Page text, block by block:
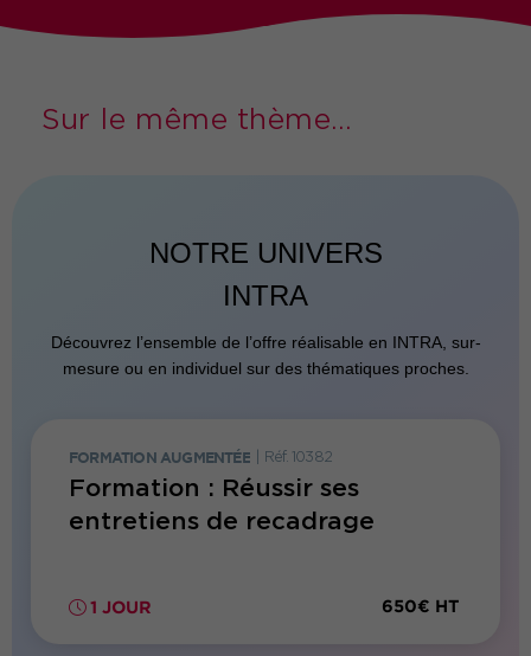
Sur le même thème...
NOTRE UNIVERS
INTRA
Découvrez l’ensemble de l’offre réalisable en INTRA, sur-
mesure ou en individuel sur des thématiques proches.
FORMATION AUGMENTÉE Réf. 10382
Formation : Réussir ses
entretiens de recadrage
1 JOUR 650€ HT